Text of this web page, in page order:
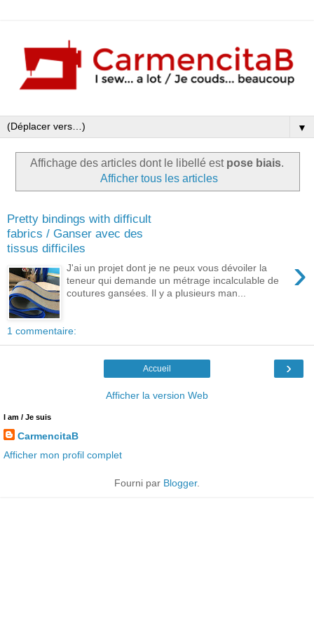
▼
Affichage des articles dont le libellé est pose biais.
Afficher tous les articles
Pretty bindings with difficult
fabrics / Ganser avec des
tissus difficiles
›
J'ai un projet dont je ne peux vous dévoiler la
teneur qui demande un métrage incalculable de
coutures gansées. Il y a plusieurs man...
1 commentaire:
›
Accueil
Afficher la version Web
I am / Je suis
CarmencitaB
Afficher mon profil complet
Fourni par Blogger.